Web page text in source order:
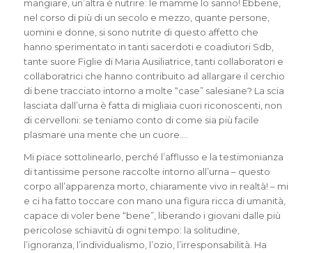
mangiare, un’altra è nutrire: le mamme lo sanno! Ebbene,
nel corso di più di un secolo e mezzo, quante persone,
uomini e donne, si sono nutrite di questo affetto che
hanno sperimentato in tanti sacerdoti e coadiutori Sdb,
tante suore Figlie di Maria Ausiliatrice, tanti collaboratori e
collaboratrici che hanno contribuito ad allargare il cerchio
di bene tracciato intorno a molte “case” salesiane? La scia
lasciata dall’urna è fatta di migliaia cuori riconoscenti, non
di cervelloni: se teniamo conto di come sia più facile
plasmare una mente che un cuore….
Mi piace sottolinearlo, perché l’afflusso e la testimonianza
di tantissime persone raccolte intorno all’urna – questo
corpo all’apparenza morto, chiaramente vivo in realtà! – mi
e ci ha fatto toccare con mano una figura ricca di umanità,
capace di voler bene “bene”, liberando i giovani dalle più
pericolose schiavitù di ogni tempo: la solitudine,
l’ignoranza, l’individualismo, l’ozio, l’irresponsabilità. Ha